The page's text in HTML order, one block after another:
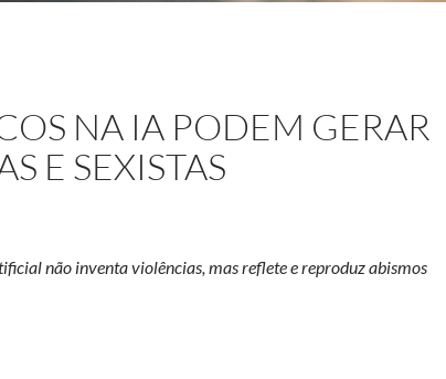
NA IA PODEM GERAR
E SEXISTAS
não inventa violências, mas reflete e reproduz abismos
algorítmicos na IA podem gerar respostas racistas e sexistas